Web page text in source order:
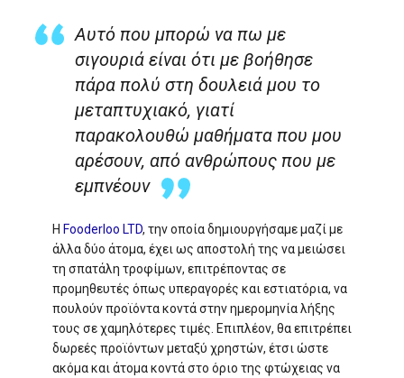
Αυτό που μπορώ να πω με
σιγουριά είναι ότι με βοήθησε
πάρα πολύ στη δουλειά μου το
μεταπτυχιακό, γιατί
παρακολουθώ μαθήματα που μου
αρέσουν, από ανθρώπους που με
εμπνέουν
Η Fooderloo LTD, την οποία δημιουργήσαμε μαζί με
άλλα δύο άτομα, έχει ως αποστολή της να μειώσει
τη σπατάλη τροφίμων, επιτρέποντας σε
προμηθευτές όπως υπεραγορές και εστιατόρια, να
πουλούν προϊόντα κοντά στην ημερομηνία λήξης
τους σε χαμηλότερες τιμές. Επιπλέον, θα επιτρέπει
δωρεές προϊόντων μεταξύ χρηστών, έτσι ώστε
ακόμα και άτομα κοντά στο όριο της φτώχειας να